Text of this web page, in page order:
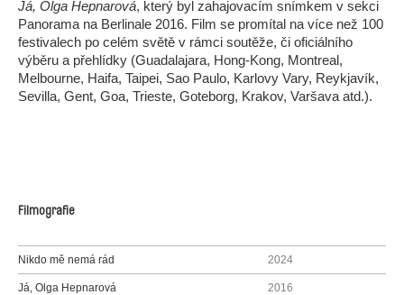
Já, Olga Hepnarová, který byl zahajovacím snímkem v sekci
Panorama na Berlinale 2016. Film se promítal na více než 100
festivalech po celém světě v rámci soutěže, či oficiálního
výběru a přehlídky (Guadalajara, Hong-Kong, Montreal,
Melbourne, Haifa, Taipei, Sao Paulo, Karlovy Vary, Reykjavík,
Sevilla, Gent, Goa, Trieste, Goteborg, Krakov, Varšava atd.).
Filmografie
Nikdo mě nemá rád 2024
Já, Olga Hepnarová 2016